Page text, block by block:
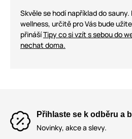
Skvěle se hodí například do
wellness, určitě pro Vás bude
přinášíTipy co si vzít s sebou do
nechat doma.
Přihlaste se k odběru a
Novinky, akce a slevy.